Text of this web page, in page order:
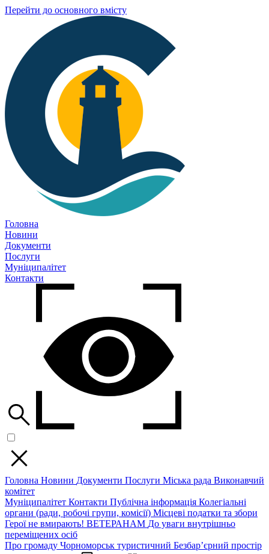
Перейти до основного вмісту
Головна
Новини
Документи
Послуги
Муніципалітет
Контакти
Головна Новини Документи Послуги Міська рада Виконавчий
комітет
Муніципалітет Контакти Публічна інформація Колегіальні
органи (ради, робочі групи, комісії) Місцеві податки та збори
Герої не вмирають! ВЕТЕРАНАМ До уваги внутрішньо
переміщених осіб
Про громаду Чорноморськ туристичний Безбар’єрний простір